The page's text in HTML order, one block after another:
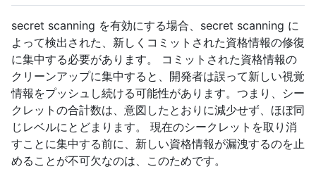
secret scanning を有効にする場合、secret scanning に
よって検出された、新しくコミットされた資格情報の修復
に集中する必要があります。 コミットされた資格情報の
クリーンアップに集中すると、開発者は誤って新しい視覚
情報をプッシュし続ける可能性があります。つまり、シー
クレットの合計数は、意図したとおりに減少せず、ほぼ同
じレベルにとどまります。 現在のシークレットを取り消
すことに集中する前に、新しい資格情報が漏洩するのを止
めることが不可欠なのは、このためです。